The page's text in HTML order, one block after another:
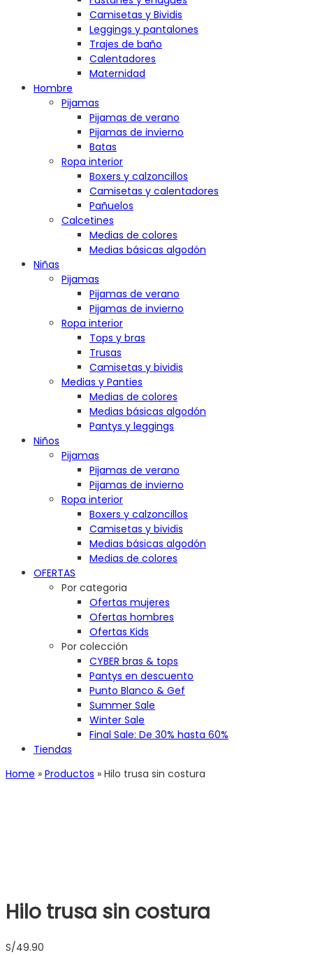
Camisetas y Bividis
Leggings y pantalones
Trajes de baño
Calentadores
Maternidad
Hombre
Pijamas
Pijamas de verano
Pijamas de invierno
Batas
Ropa interior
Boxers y calzoncillos
Camisetas y calentadores
Pañuelos
Calcetines
Medias de colores
Medias básicas algodón
Niñas
Pijamas
Pijamas de verano
Pijamas de invierno
Ropa interior
Tops y bras
Trusas
Camisetas y bividis
Medias y Panties
Medias de colores
Medias básicas algodón
Pantys y leggings
Niños
Pijamas
Pijamas de verano
Pijamas de invierno
Ropa interior
Boxers y calzoncillos
Camisetas y bividis
Medias básicas algodón
Medias de colores
OFERTAS
Por categoria
Ofertas mujeres
Ofertas hombres
Ofertas Kids
Por colección
CYBER bras & tops
Pantys en descuento
Punto Blanco & Gef
Summer Sale
Winter Sale
Final Sale: De 30% hasta 60%
Tiendas
Home » Productos » Hilo trusa sin costura
Hilo trusa sin costura
S/49.90